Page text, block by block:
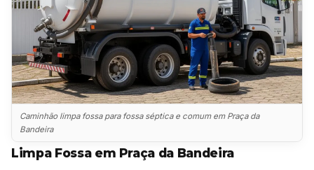
Caminhão limpa fossa para fossa séptica e comum em Praça da
Bandeira
Limpa Fossa em Praça da Bandeira